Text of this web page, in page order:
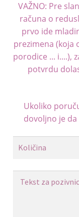
VAŽNO: Pre
računa o
prvo ide
prezimena (koja
porodice ... i....),
potvrdu
Ukoliko
dovoljno je